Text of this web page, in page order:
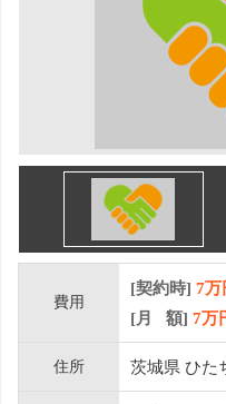
費用
[契約時] 7万
[月 額] 7万
住所 茨城県 ひた